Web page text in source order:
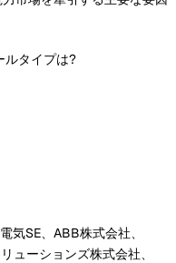
ルタイプは?
気SE、ABB株式会社、
ューションズ株式会社、